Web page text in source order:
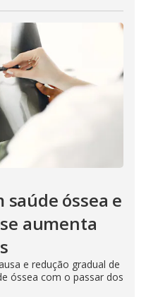
óssea e
aumenta
e redução gradual de
óssea com o passar dos